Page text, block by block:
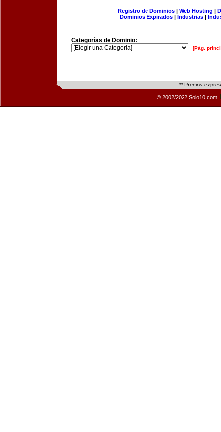
Registro de Dominios| Web Hosting |
Dominios Expirados | Industrias |
Categorías de Dominio:
[Pág.
** Precios
© 2002/2022 Solo10.com